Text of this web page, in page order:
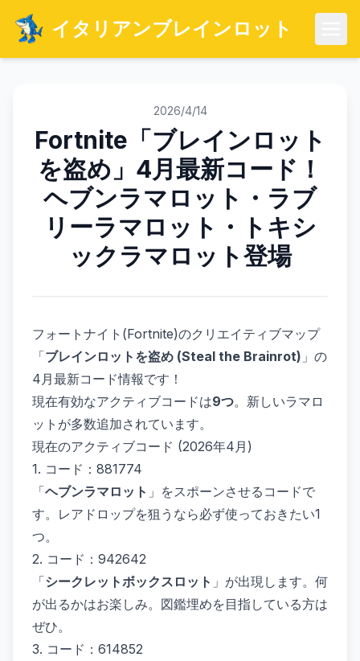
イタリアンブレインロット
2026/4/14
Fortnite「ブレインロット
を盗め」4月最新コード！
ヘブンラマロット・ラブ
リーラマロット・トキシ
ックラマロット登場
フォートナイト(Fortnite)のクリエイティブマップ
「ブレインロットを盗め (Steal the Brainrot) 」の
4月最新コード情報です！
現在有効なアクティブコードは9つ。新しいラマロ
ットが多数追加されています。
現在のアクティブコード (2026年4月)
1. コード：881774
「ヘブンラマロット 」をスポーンさせるコードで
す。レアドロップを狙うなら必ず使っておきたい1
つ。
2. コード：942642
「シークレットボックスロット 」が出現します。何
が出るかはお楽しみ。図鑑埋めを目指している方は
ぜひ。
3. コード：614852